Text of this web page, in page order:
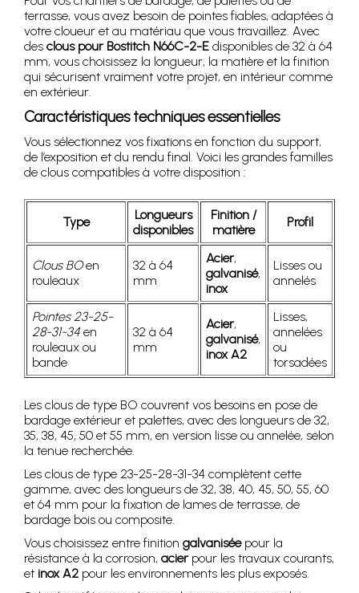
terrasse, vous avez besoin de pointes fiables, adaptées à
votre cloueur et au matériau que vous travaillez. Avec
des clous pour Bostitch N66C-2-E disponibles de 32 à 64
mm, vous choisissez la longueur, la matière et la finition
qui sécurisent vraiment votre projet, en intérieur comme
en extérieur.
Caractéristiques techniques essentielles
Vous sélectionnez vos fixations en fonction du support,
de l’exposition et du rendu final. Voici les grandes familles
de clous compatibles à votre disposition :
Type
Longueurs
disponibles
Finition /
matière
Profil
Clous BOen
rouleaux
32 à 64
mm
Acier,
galvanisé,
inox
Lisses ou
annelés
Pointes 23-25-
28-31-34 en
rouleaux ou
bande
32 à 64
mm
Acier,
galvanisé,
inox A2
Lisses,
annelées
ou
torsadées
Les clous de type BO couvrent vos besoins en pose de
bardage extérieur et palettes, avec des longueurs de 32,
35, 38, 45, 50 et 55 mm, en version lisse ou annelée, selon
la tenue recherchée.
Les clous de type 23-25-28-31-34 complètent cette
gamme, avec des longueurs de 32, 38, 40, 45, 50, 55, 60
et 64 mm pour la fixation de lames de terrasse, de
bardage bois ou composite.
Vous choisissez entre finition galvaniséepour la
résistance à la corrosion, acierpour les travaux courants,
et inox A2 pour les environnements les plus exposés.